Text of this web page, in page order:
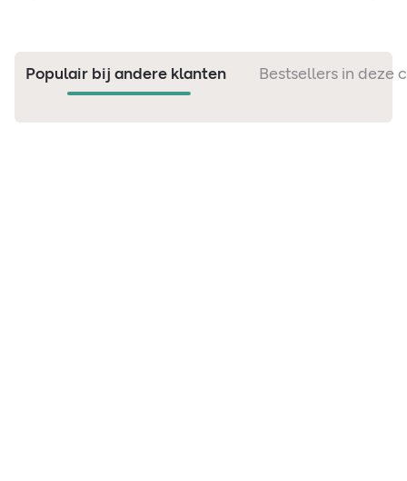
Populair bij andere klanten Bestsellers in deze